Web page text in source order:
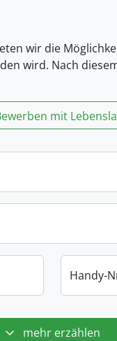
wir die
wird. Nach
mit
Handy-
mehr erzählen